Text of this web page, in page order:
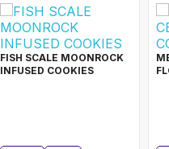
FISH SCALE MOONROCK
INFUSED COOKIES